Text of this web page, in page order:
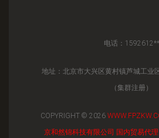
电话：1592612**
地址：北京市大兴区黄村镇芦城工业
（集群注册）
COPYRIGHT © 2026
京和然锦科技有限公司 国内贸易代理